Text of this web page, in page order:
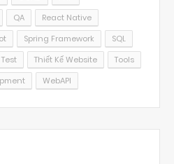
QA
React Native
Spring Framework
SQL
Test Thiết Kế Website
Tools
WebAPI